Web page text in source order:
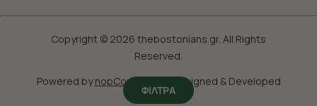
ΦΙΛΤΡΑ
Copyright © 2026 thebostonians.gr. All Rights
Reserved.
Powered bynopCommerce
Designed & Developed
bySLEED